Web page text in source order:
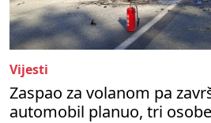
Vijesti
Zaspao za volanom pa
automobil planuo, tri